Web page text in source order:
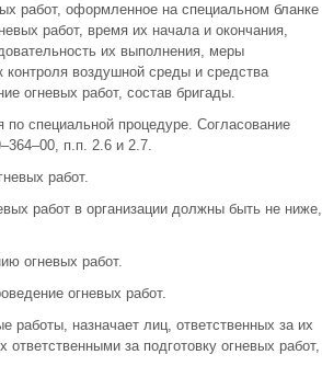
работ, оформленное на специальном бланке
работ, время их начала и окончания,
их выполнения, меры
контроля воздушной среды и средства
огневых работ, состав бригады.
специальной процедуре. Согласование
п.п. 2.6 и 2.7.
работ.
работ в организации должны быть не ниже,
огневых работ.
огневых работ.
работы, назначает лиц, ответственных за их
за подготовку огневых работ,